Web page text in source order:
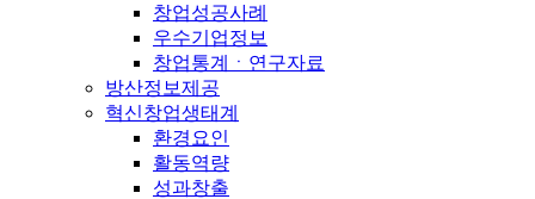
창업성공사례
우수기업정보
창업통계ㆍ연구자료
방산정보제공
혁신창업생태계
환경요인
활동역량
성과창출